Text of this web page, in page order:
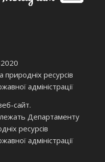
природніх ресурсів
адміністрації
сайт.
Департаменту
ресурсів
адміністрації